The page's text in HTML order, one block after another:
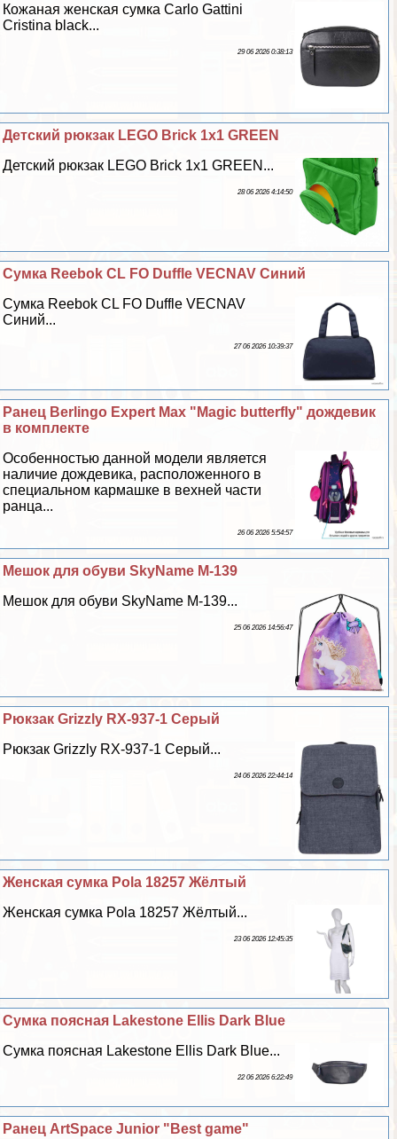
Кожаная женская сумка Carlo Gattini
Cristina black...
29 06 2026 0:38:13
Детский рюкзак LEGO Brick 1x1 GREEN
Детский рюкзак LEGO Brick 1x1 GREEN...
28 06 2026 4:14:50
Сумка Reebok CL FO Duffle VECNAV Синий
Сумка Reebok CL FO Duffle VECNAV
Синий...
27 06 2026 10:39:37
Ранец Berlingo Expert Max "Magic butterfly" дождевик
в комплекте
Особенностью данной модели является
наличие дождевика, расположенного в
специальном кармашке в вехней части
ранца...
26 06 2026 5:54:57
Мешок для обуви SkyName M-139
Мешок для обуви SkyName M-139...
25 06 2026 14:56:47
Рюкзак Grizzly RX-937-1 Серый
Рюкзак Grizzly RX-937-1 Серый...
24 06 2026 22:44:14
Женская сумка Pola 18257 Жёлтый
Женская сумка Pola 18257 Жёлтый...
23 06 2026 12:45:35
Сумка поясная Lakestone Ellis Dark Blue
Сумка поясная Lakestone Ellis Dark Blue...
22 06 2026 6:22:49
Ранец ArtSpace Junior "Best game"